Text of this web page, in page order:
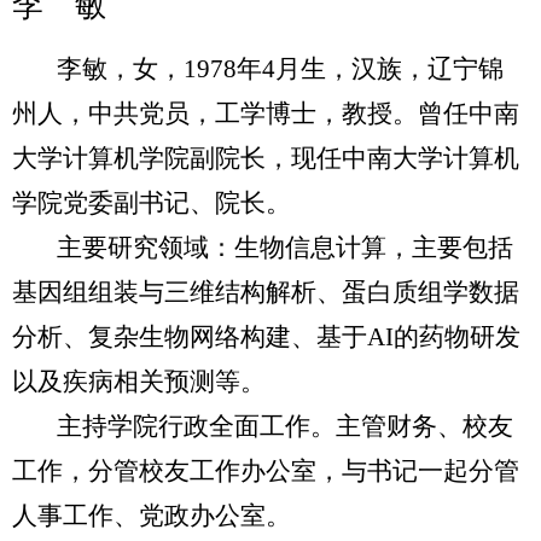
李敏，女，1978年4月生，汉族，辽宁锦
州人，中共党员，工学博士，教授。曾任中南
大学计算机学院副院长，现任中南大学计算机
学院党委副书记、院长。
主要研究领域：生物信息计算，主要包括
基因组组装与三维结构解析、蛋白质组学数据
分析、复杂生物网络构建、基于AI的药物研发
以及疾病相关预测等。
主持学院行政全面工作。主管财务、校友
工作，分管校友工作办公室，与书记一起分管
人事工作、党政办公室。